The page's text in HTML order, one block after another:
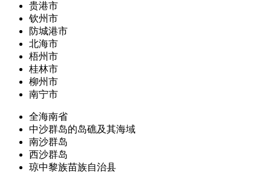
贵港市
钦州市
防城港市
北海市
梧州市
桂林市
柳州市
南宁市
全海南省
中沙群岛的岛礁及其海域
南沙群岛
西沙群岛
琼中黎族苗族自治县